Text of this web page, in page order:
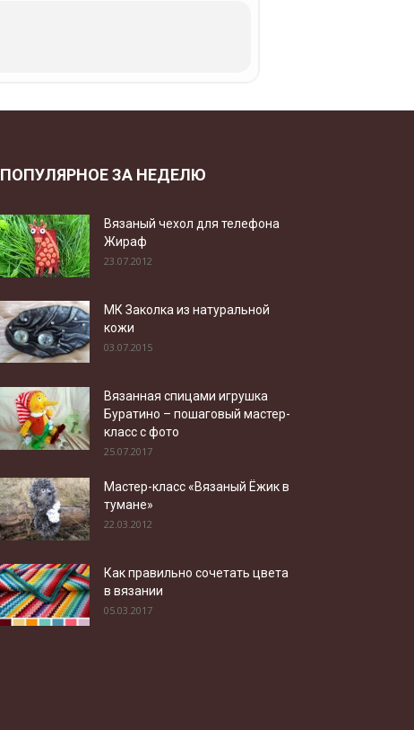
ПОПУЛЯРНОЕ ЗА НЕДЕЛЮ
Вязаный чехол для телефона
Жираф
23.07.2012
МК Заколка из натуральной
кожи
03.07.2015
Вязанная спицами игрушка
Буратино – пошаговый мастер-
класс с фото
25.07.2017
Мастер-класс «Вязаный Ёжик в
тумане»
22.03.2012
Как правильно сочетать цвета
в вязании
05.03.2017